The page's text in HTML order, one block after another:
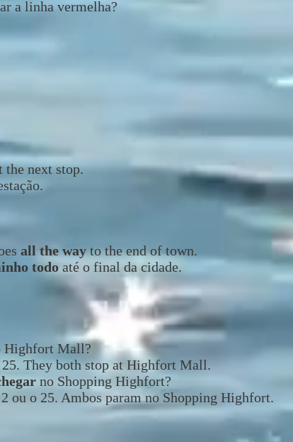
a linha vermelha?
the next stop.
all the wayto the end of town.
todo até o final da cidade.
Highfort Mall?
They both stop at Highfort Mall.
no Shopping Highfort?
ou o 25. Ambos param no Shopping Highfort.